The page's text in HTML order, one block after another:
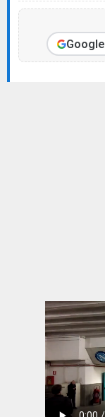
Google